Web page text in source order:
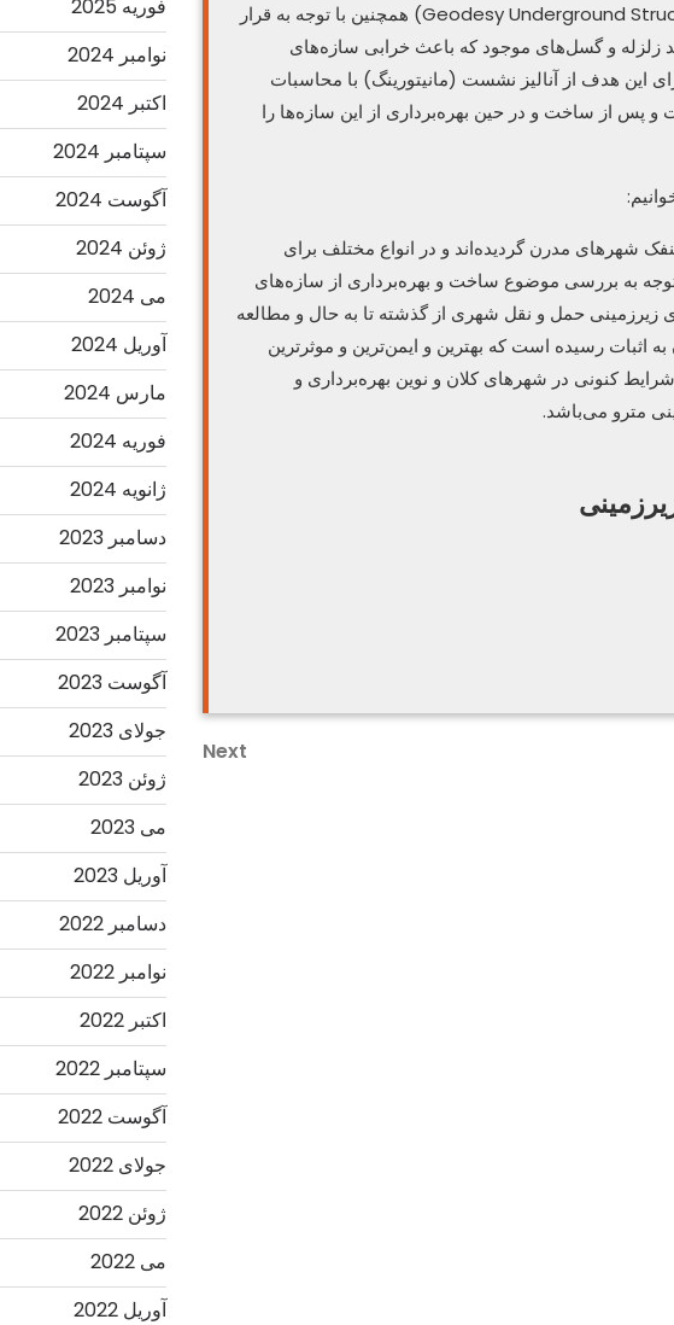
در کتاب ژئودوزی سازه‌های زیرزمینی (Geodesy Underground Structures) همچنین با توجه به قرار
زلزله و گسل‌های موجود که باعث خرابی سازه‌های
این هدف از آنالیز نشست (مانیتورینگ) با محاسبات
پس از ساخت و در حین بهره‌برداری از این سازه‌ها را
شهرهای مدرن گردیده‌اند و در انواع مختلف برای
به بررسی موضوع ساخت و بهره‌برداری از سازه‌های
زیرزمینی حمل و نقل شهری از گذشته تا به حال و مطالعه
اثبات رسیده است که بهترین و ایمن‌ترین و موثرترین
کنونی در شهرهای کلان و نوین بهره‌برداری و
مترو می‌باشد.
Next
Post
Next
فوریه 2025
نوامبر 2024
اکتبر 2024
سپتامبر 2024
آگوست 2024
ژوئن 2024
می 2024
آوریل 2024
مارس 2024
فوریه 2024
ژانویه 2024
دسامبر 2023
نوامبر 2023
سپتامبر 2023
آگوست 2023
جولای 2023
ژوئن 2023
می 2023
آوریل 2023
دسامبر 2022
نوامبر 2022
اکتبر 2022
سپتامبر 2022
آگوست 2022
جولای 2022
ژوئن 2022
می 2022
آوریل 2022